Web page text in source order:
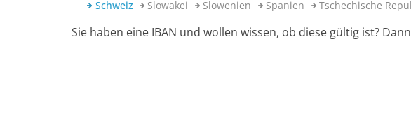
Schweiz
Slowakei Slowenien Spanien Tschechische
Sie haben eine IBAN und wollen wissen, ob diese gültig ist?